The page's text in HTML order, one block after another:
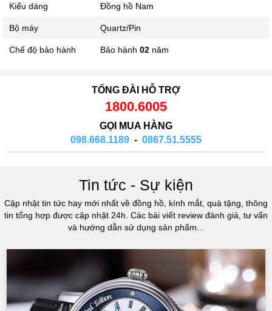
Kiểu dáng Đồng hồ Nam
Bộ máy Quartz/Pin
Chế độ bảo hành Bảo hành 02 năm
TỔNG ĐÀI HỖ TRỢ
1800.6005
GỌI MUA HÀNG
098.668.1189 - 0867.51.5555
Tin tức - Sự kiện
Cập nhật tin tức hay mới nhất về đồng hồ, kính mắt, quà tặng, thông
tin tổng hợp được cập nhật 24h. Các bài viết review đánh giá, tư vấn
và hướng dẫn sử dụng sản phẩm...